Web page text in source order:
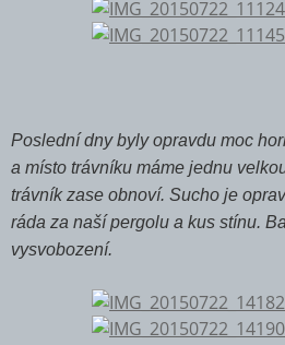
Poslední dny byly opravdu moc
a místo trávníku máme jednu
trávník zase obnoví. Sucho je
ráda za naší pergolu a kus stínu.
vysvobození.